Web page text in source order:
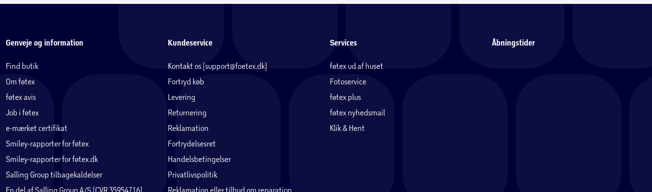
Genveje og information
Find butik
Om føtex
føtex avis
Job i føtex
e-mærket certifikat
Smiley-rapporter for føtex
Smiley-rapporter for føtex.dk
Salling Group tilbagekaldelser
En del af Salling Group A/S (CVR 35954716)
Kundeservice
Kontakt os (support@foetex.dk)
Fortryd køb
Levering
Returnering
Reklamation
Fortrydelsesret
Handelsbetingelser
Privatlivspolitik
Reklamation eller tilbud om reparation
Services
føtex ud af huset
Fotoservice
føtex plus
føtex nyhedsmail
Klik & Hent
Åbningstider